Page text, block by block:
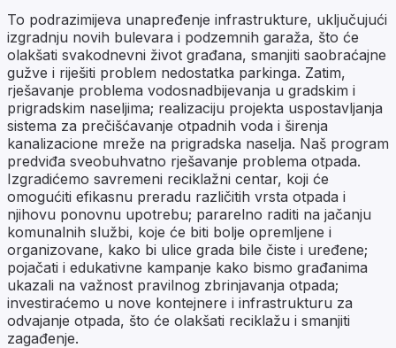
To podrazimijeva unapređenje infrastrukture, uključujući
izgradnju novih bulevara i podzemnih garaža, što će
olakšati svakodnevni život građana, smanjiti saobraćajne
gužve i riješiti problem nedostatka parkinga. Zatim,
rješavanje problema vodosnadbijevanja u gradskim i
prigradskim naseljima; realizaciju projekta uspostavljanja
sistema za prečišćavanje otpadnih voda i širenja
kanalizacione mreže na prigradska naselja. Naš program
predviđa sveobuhvatno rješavanje problema otpada.
Izgradićemo savremeni reciklažni centar, koji će
omogućiti efikasnu preradu različitih vrsta otpada i
njihovu ponovnu upotrebu; pararelno raditi na jačanju
komunalnih službi, koje će biti bolje opremljene i
organizovane, kako bi ulice grada bile čiste i uređene;
pojačati i edukativne kampanje kako bismo građanima
ukazali na važnost pravilnog zbrinjavanja otpada;
investiraćemo u nove kontejnere i infrastrukturu za
odvajanje otpada, što će olakšati reciklažu i smanjiti
zagađenje.